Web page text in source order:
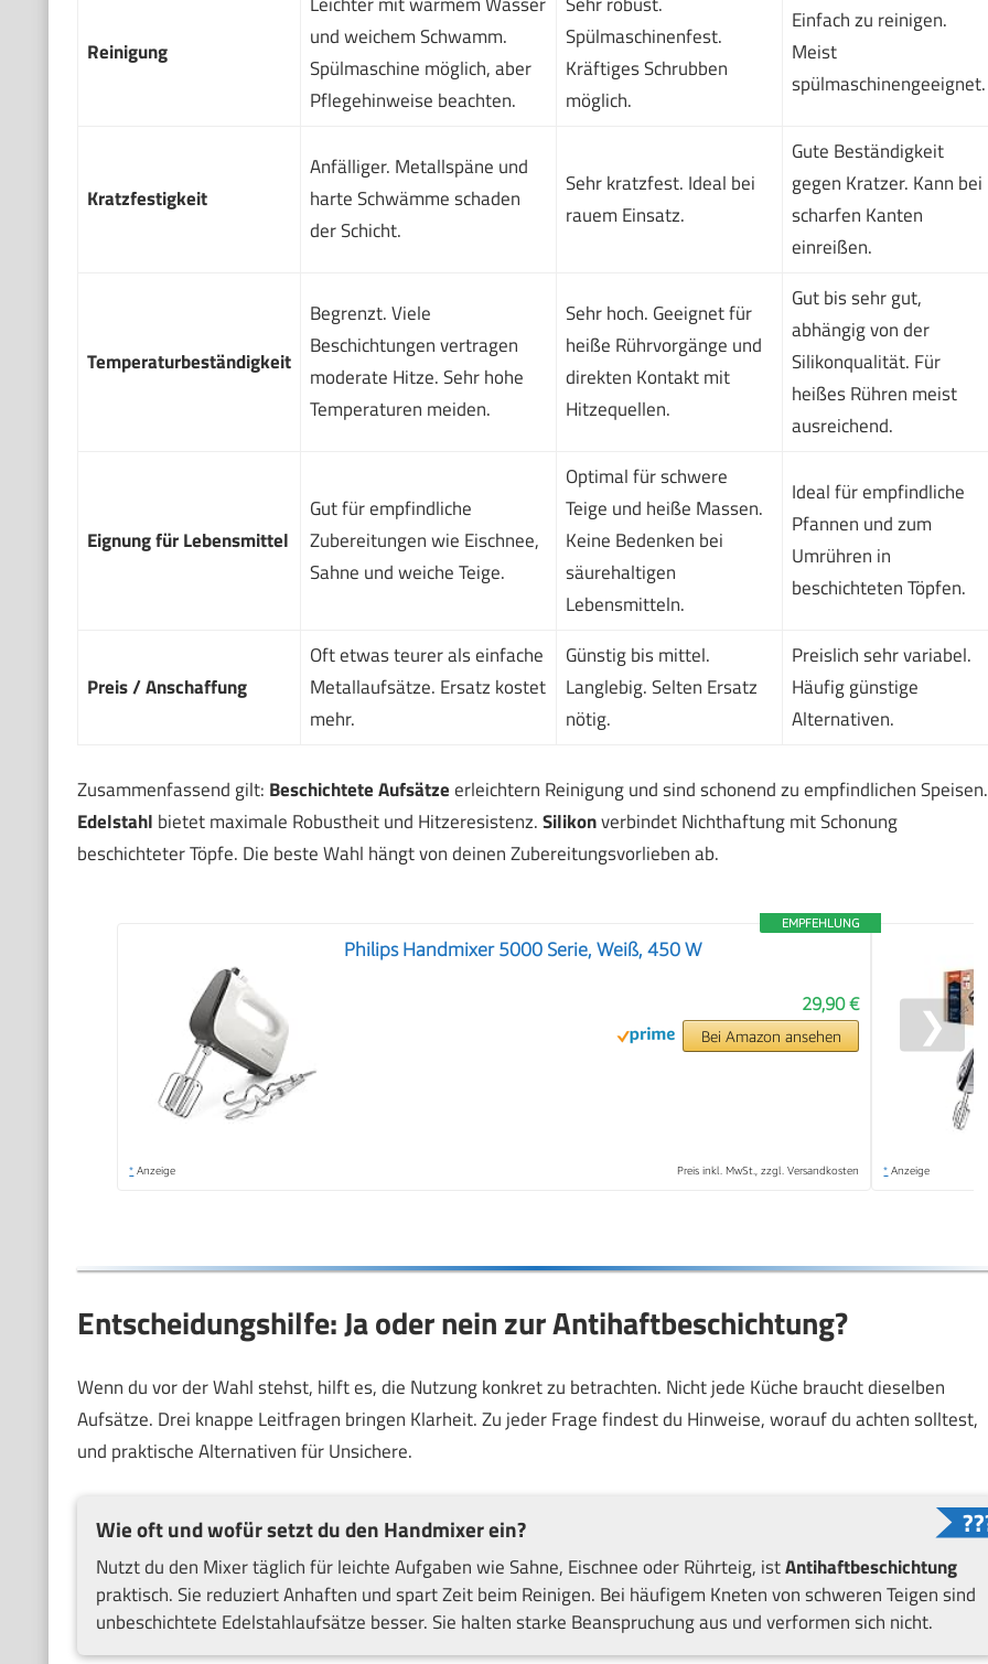
Reinigung
und weichem Schwamm.
Spülmaschine möglich, aber
Pflegehinweise beachten.
Spülmaschinenfest.
Kräftiges Schrubben
möglich.
Einfach zu reinigen.
Meist
spülmaschinengeeignet.
Kratzfestigkeit
Anfälliger. Metallspäne und
harte Schwämme schaden
der Schicht.
Sehr kratzfest. Ideal bei
rauem Einsatz.
Gute Beständigkeit
gegen Kratzer. Kann bei
scharfen Kanten
einreißen.
Temperaturbeständigkeit
Begrenzt. Viele
Beschichtungen vertragen
moderate Hitze. Sehr hohe
Temperaturen meiden.
Sehr hoch. Geeignet für
heiße Rührvorgänge und
direkten Kontakt mit
Hitzequellen.
Gut bis sehr gut,
abhängig von der
Silikonqualität. Für
heißes Rühren meist
ausreichend.
Eignung für Lebensmittel
Gut für empfindliche
Zubereitungen wie Eischnee,
Sahne und weiche Teige.
Optimal für schwere
Teige und heiße Massen.
Keine Bedenken bei
säurehaltigen
Lebensmitteln.
Ideal für empfindliche
Pfannen und zum
Umrühren in
beschichteten Töpfen.
Preis / Anschaffung
Oft etwas teurer als einfache
Metallaufsätze. Ersatz kostet
mehr.
Günstig bis mittel.
Langlebig. Selten Ersatz
nötig.
Preislich sehr variabel.
Häufig günstige
Alternativen.
Zusammenfassend gilt: Beschichtete Aufsätzeerleichtern Reinigung und sind schonend zu empfindlichen Speisen.
Edelstahl bietet maximale Robustheit und Hitzeresistenz.Silikonverbindet Nichthaftung mit Schonung
beschichteter Töpfe. Die beste Wahl hängt von deinen Zubereitungsvorlieben ab.
EMPFEHLUNG
Philips Handmixer 5000 Serie, Weiß, 450 W
29,90 €
Bei Amazon ansehen
* Anzeige Preis inkl. MwSt., zzgl. Versandkosten * Anzeige
❯
Entscheidungshilfe: Ja oder nein zur Antihaftbeschichtung?
Wenn du vor der Wahl stehst, hilft es, die Nutzung konkret zu betrachten. Nicht jede Küche braucht dieselben
Aufsätze. Drei knappe Leitfragen bringen Klarheit. Zu jeder Frage findest du Hinweise, worauf du achten solltest,
und praktische Alternativen für Unsichere.
Wie oft und wofür setzt du den Handmixer ein?
Nutzt du den Mixer täglich für leichte Aufgaben wie Sahne, Eischnee oder Rührteig, istAntihaftbeschichtung
praktisch. Sie reduziert Anhaften und spart Zeit beim Reinigen. Bei häufigem Kneten von schweren Teigen sind
unbeschichtete Edelstahlaufsätze besser. Sie halten starke Beanspruchung aus und verformen sich nicht.